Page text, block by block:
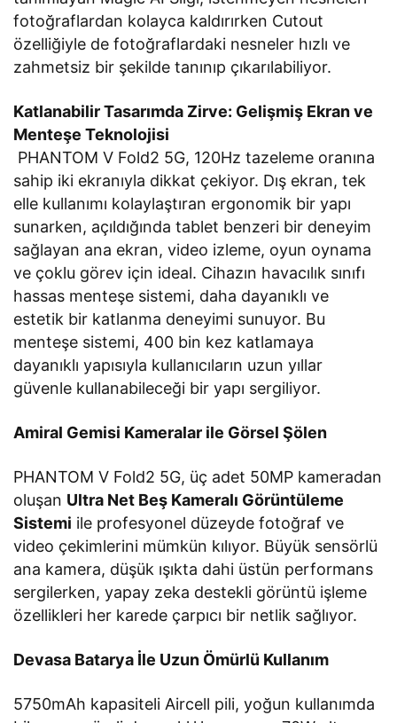
fotoğraflardan kolayca kaldırırken Cutout
özelliğiyle de fotoğraflardaki nesneler hızlı ve
zahmetsiz bir şekilde tanınıp çıkarılabiliyor.
Katlanabilir Tasarımda Zirve: Gelişmiş Ekran ve
Menteşe Teknolojisi
PHANTOM V Fold2 5G, 120Hz tazeleme oranına
sahip iki ekranıyla dikkat çekiyor. Dış ekran, tek
elle kullanımı kolaylaştıran ergonomik bir yapı
sunarken, açıldığında tablet benzeri bir deneyim
sağlayan ana ekran, video izleme, oyun oynama
ve çoklu görev için ideal. Cihazın havacılık sınıfı
hassas menteşe sistemi, daha dayanıklı ve
estetik bir katlanma deneyimi sunuyor. Bu
menteşe sistemi, 400 bin kez katlamaya
dayanıklı yapısıyla kullanıcıların uzun yıllar
güvenle kullanabileceği bir yapı sergiliyor.
Amiral Gemisi Kameralar ile Görsel Şölen
PHANTOM V Fold2 5G, üç adet 50MP kameradan
oluşan Ultra Net Beş Kameralı Görüntüleme
Sistemi ile profesyonel düzeyde fotoğraf ve
video çekimlerini mümkün kılıyor. Büyük sensörlü
ana kamera, düşük ışıkta dahi üstün performans
sergilerken, yapay zeka destekli görüntü işleme
özellikleri her karede çarpıcı bir netlik sağlıyor.
Devasa Batarya İle Uzun Ömürlü Kullanım
5750mAh kapasiteli Aircell pili, yoğun kullanımda